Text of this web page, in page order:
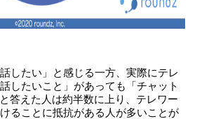
したい」と感じる一方、実際にテレ
したいこと」があっても「チャット
答えた人は約半数に上り、テレワー
ることに抵抗がある人が多いことが